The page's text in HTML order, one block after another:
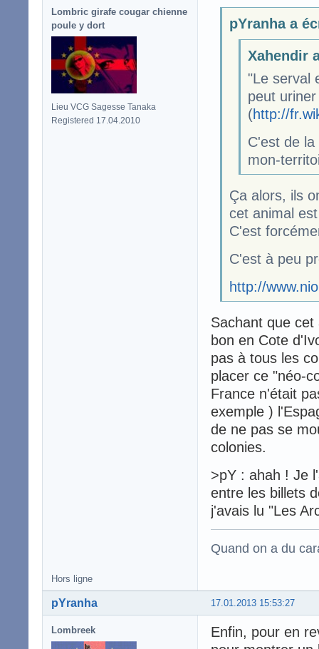
Lombric girafe cougar chienne
poule y dort
Lieu VCG Sagesse Tanaka
Registered 17.04.2010
pYranha a
Xahendir
"Le serval
peut
(http://
C'est de
mon-
Ça alors, ils
cet animal
C'est
C'est à peu
http://
Sachant que
bon en Cote
pas à tous les
placer ce "néo-
France n'était
exemple )
de ne pas se
colonies.
>pY : ahah ! Je
entre les billets
j'avais lu "Les
Quand on a du
Hors ligne
17.01.2013 15:53:27
pYranha
Lombreek
Enfin, pour en